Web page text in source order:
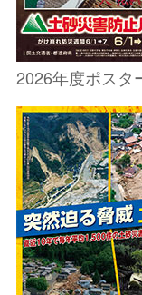
2026年度ポスタ